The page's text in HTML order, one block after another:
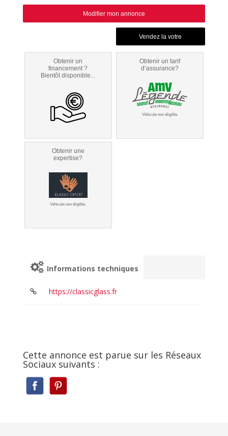
Modifier mon annonce
Obtenir un
financement ?
Bientôt disponible...
Obtenir un tarif
d’assurance?
Véhicule non éligible.
Obtenir une
expertise?
Véhicule non éligible.
Informations techniques
https://classicglass.fr
Cette annonce est parue sur les Réseaux
Sociaux suivants :